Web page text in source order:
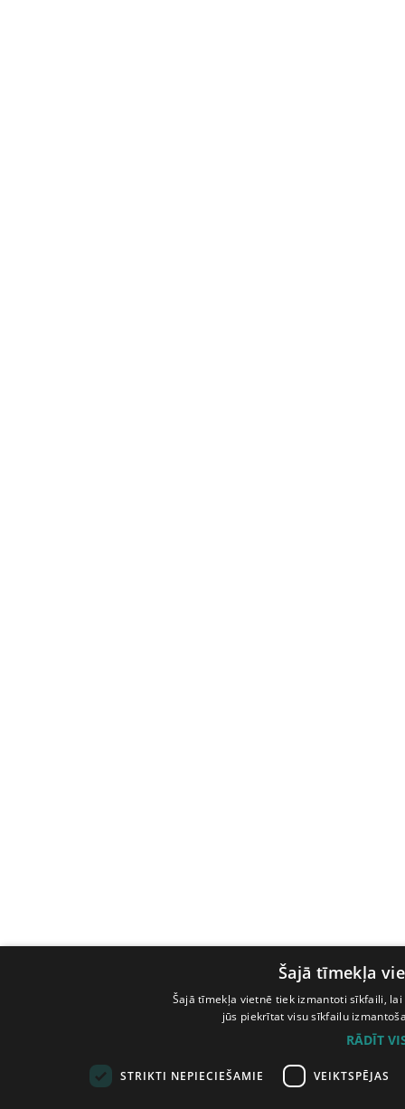
Šajā tīmekļa
Šajā tīmekļa vietnē tiek izmantoti sīkfaili,
jūs piekrītat visu sīkfailu
RĀDĪT
STRIKTI NEPIECIEŠAMIE VEIKTSPĒJAS